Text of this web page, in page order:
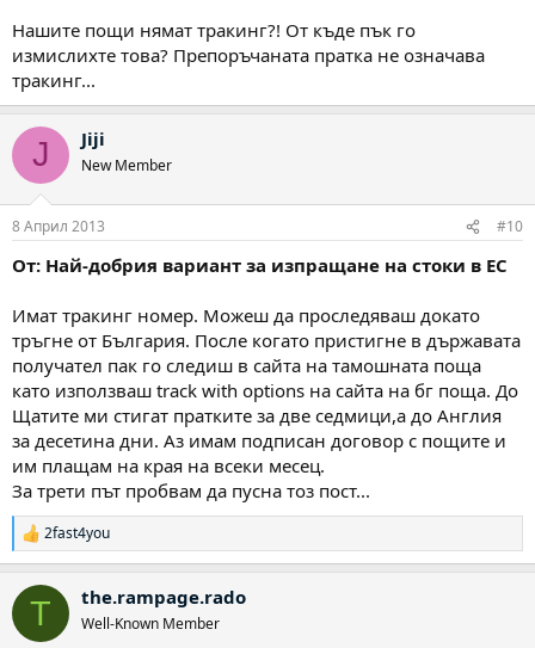
Нашите пощи нямат тракинг?! От къде пък го
измислихте това? Препоръчаната пратка не означава
тракинг...
J Jiji
New Member
8 Април 2013 #10
От: Най-добрия вариант за изпращане на стоки в ЕС
Имат тракинг номер. Можеш да проследяваш докато
тръгне от България. После когато пристигне в държавата
получател пак го следиш в сайта на тамошната поща
като използваш track with options на сайта на бг поща. До
Щатите ми стигат пратките за две седмици,а до Англия
за десетина дни. Аз имам подписан договор с пощите и
им плащам на края на всеки месец.
За трети път пробвам да пусна тоз пост...
Р
е
к
и
2fast4you
T the.rampage.rado
Well-Known Member